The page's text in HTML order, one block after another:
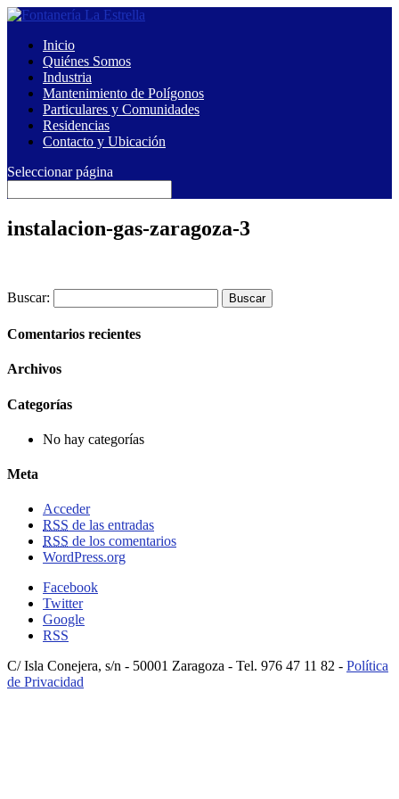
Inicio
Quiénes Somos
Industria
Mantenimiento de Polígonos
Particulares y Comunidades
Residencias
Contacto y Ubicación
Seleccionar página
instalacion-gas-zaragoza-3
Buscar:
Comentarios recientes
Archivos
Categorías
No hay categorías
Meta
Acceder
RSS de las entradas
RSS de los comentarios
WordPress.org
Facebook
Twitter
Google
RSS
C/ Isla Conejera, s/n - 50001 Zaragoza - Tel. 976 47 11 82 - Política
de Privacidad